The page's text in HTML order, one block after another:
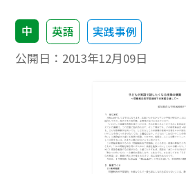
中 英語 実践事例
公開日： 2013年12月09日